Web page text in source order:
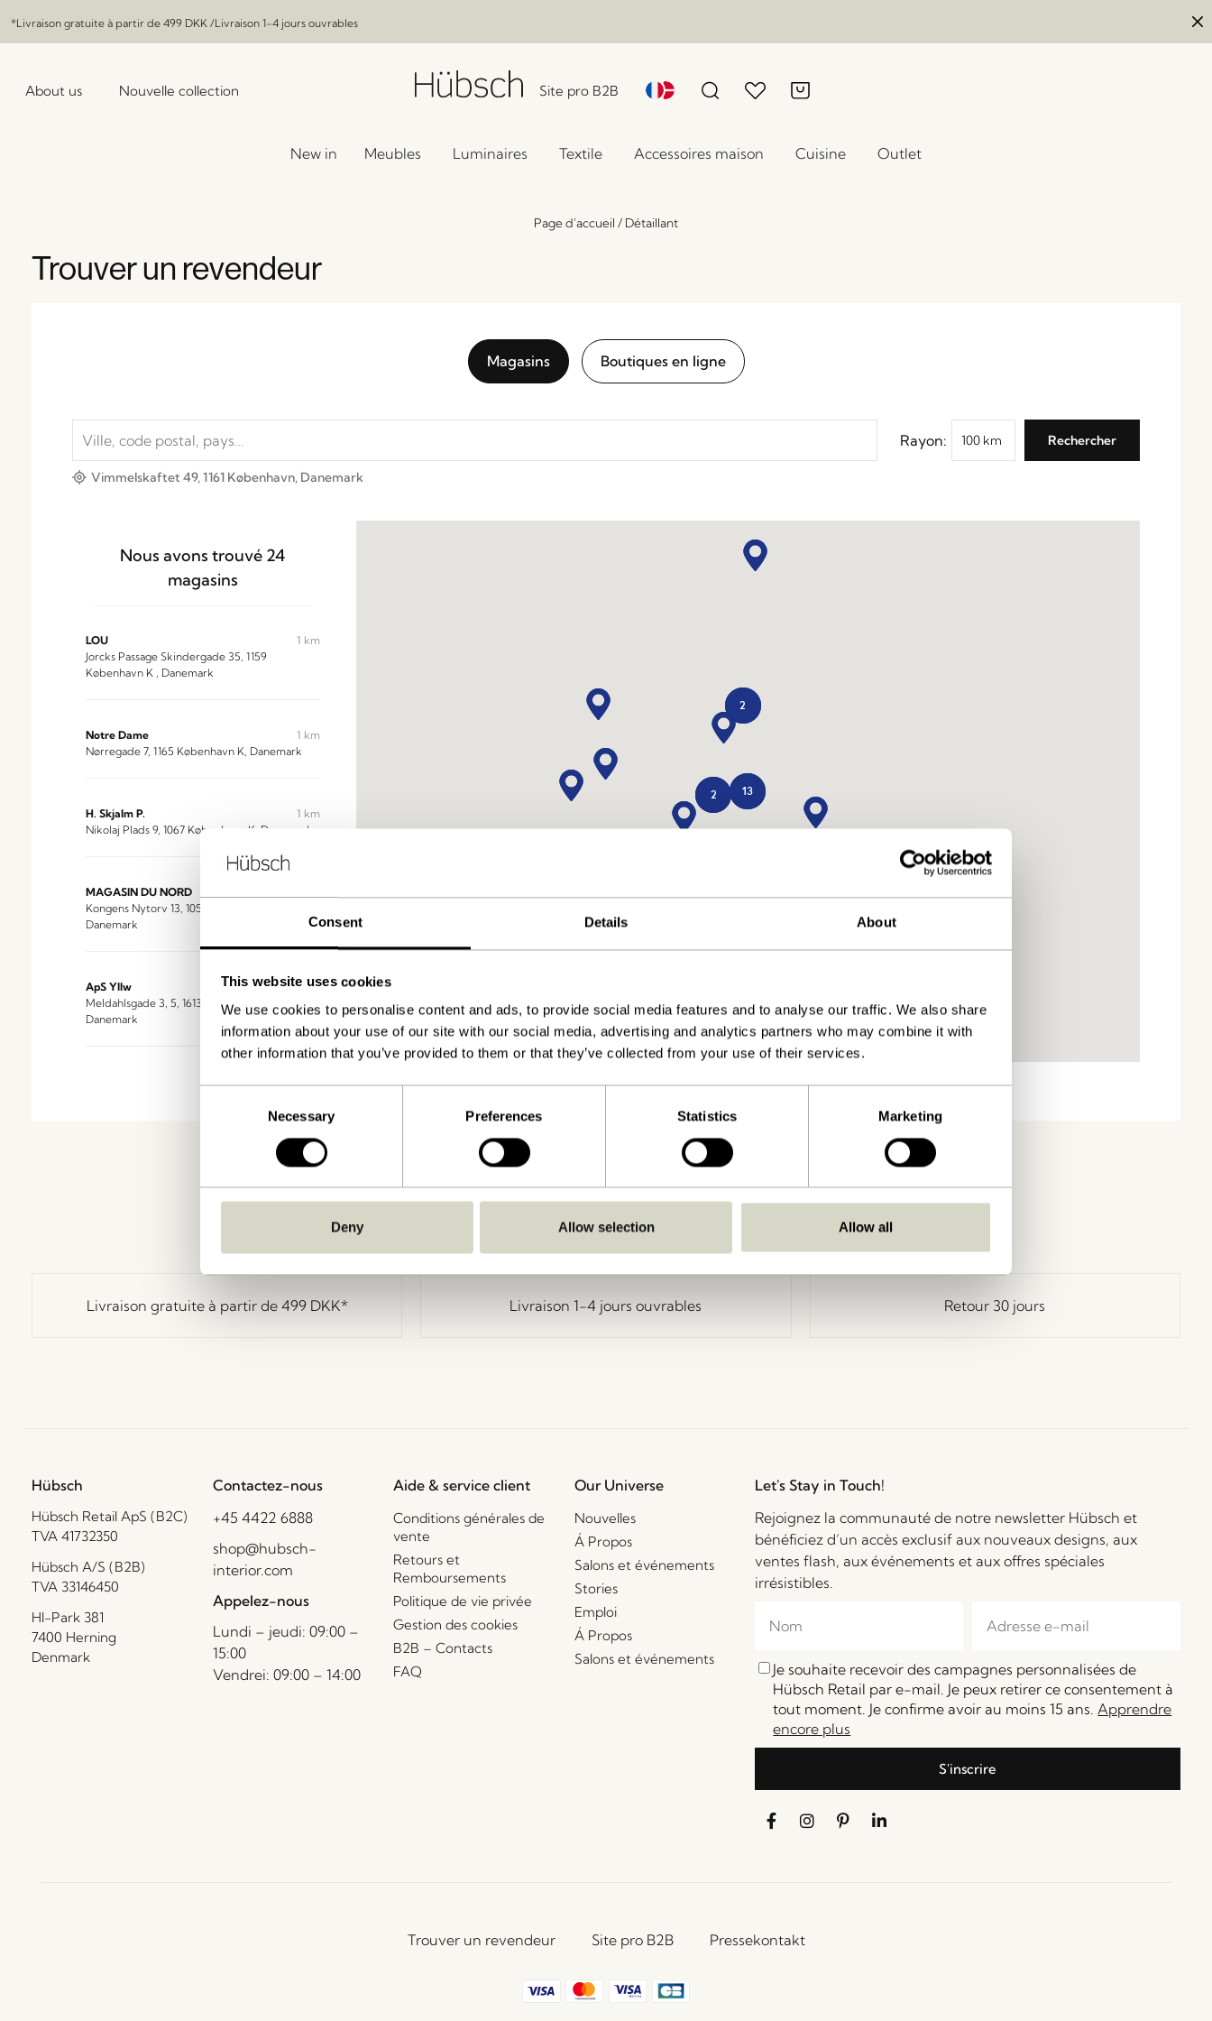
Consent Details About
This website uses cookies
We use cookies to personalise content and ads, to provide social media features and to analyse our traffic. We also share
information about your use of our site with our social media, advertising and analytics partners who may combine it with
other information that you’ve provided to them or that they’ve collected from your use of their services.
Necessary Preferences Statistics Marketing
Deny Allow selection Allow all
*Livraison gratuite à partir de 499 DKK /Livraison 1-4 jours ouvrables
About us Nouvelle collection Site pro B2B
New in Meubles Luminaires Textile Accessoires maison Cuisine Outlet
Page d'accueil / Détaillant
Trouver un revendeur
Magasins Boutiques en ligne
Rayon:
Vimmelskaftet 49, 1161 København, Danemark
Nous avons trouvé 24
magasins
LOU
Jorcks Passage Skindergade 35, 1159
København K , Danemark
1 km
Notre Dame
Nørregade 7, 1165 København K, Danemark
1 km
H. Skjalm P.
Nikolaj Plads 9, 1067 København K, Danemark
1 km
MAGASIN DU NORD
Kongens Nytorv 13, 1050 København K,
Danemark
ApS Yllw
Meldahlsgade 3, 5, 1613 København V,
Danemark
1 km
1 km
Isafjordsgade 4 st th, 2300 København S,
Danemark
2 km
Organized Aps
Vallensbækvej 24, 2605 Brøndby, Danemark
Flomé
Børge Olsens plads 6, 2610 Rødovre,
Danemark
13
2
2
Livraison gratuite à partir de 499 DKK* Livraison 1-4 jours ouvrables Retour 30 jours
Hübsch
Hübsch Retail ApS (B2C)
TVA 41732350
Hübsch A/S (B2B)
TVA 33146450
HI-Park 381
7400 Herning
Denmark
Contactez-nous
+45 4422 6888
shop@hubsch-
interior.com
Appelez-nous
Lundi – jeudi: 09:00 –
15:00
Vendrei: 09:00 – 14:00
Aide & service client
Conditions générales de
vente
Retours et
Remboursements
Politique de vie privée
Gestion des cookies
B2B – Contacts
FAQ
Our Universe
Nouvelles
Á Propos
Salons et événements
Stories
Emploi
Á Propos
Salons et événements
Let's Stay in Touch!
Rejoignez la communauté de notre newsletter Hübsch et
bénéficiez d’un accès exclusif aux nouveaux designs, aux
ventes flash, aux événements et aux offres spéciales
irrésistibles.
Je souhaite recevoir des campagnes personnalisées de
Hübsch Retail par e-mail. Je peux retirer ce consentement à
tout moment. Je confirme avoir au moins 15 ans.Apprendre
encore plus
S'inscrire
Trouver un revendeur Site pro B2B Pressekontakt